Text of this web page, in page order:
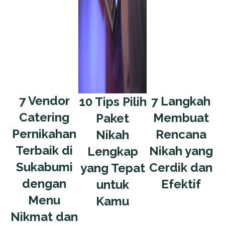
7 Vendor
Catering
Pernikahan
Terbaik di
Sukabumi
dengan
Menu
Nikmat dan
10 Tips Pilih
Paket
Nikah
Lengkap
yang Tepat
untuk
Kamu
7 Langkah
Membuat
Rencana
Nikah yang
Cerdik dan
Efektif